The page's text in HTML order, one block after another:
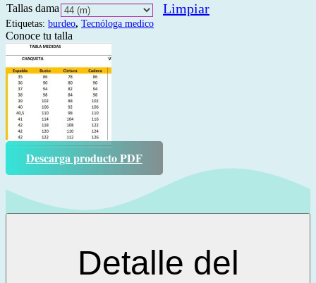
Tallas dama Limpiar
Etiquetas: burdeo, Tecnóloga medico
Conoce tu talla
Descarga producto PDF
Detalle del